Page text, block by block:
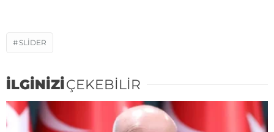
SLIDER
İLGİNİZİÇEKEBİLİR